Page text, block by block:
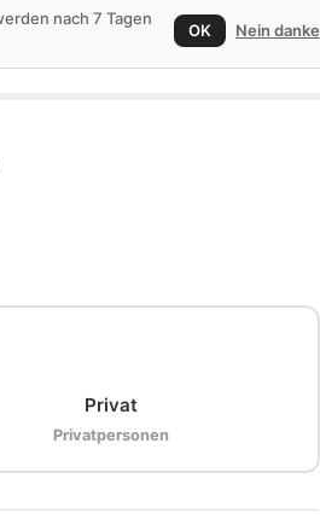
nach 7 Tagen
OK Nein danke
Privat
Privatpersonen